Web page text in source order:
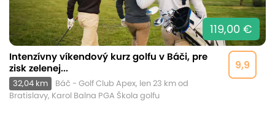
119,00 €
9,9
Intenzívny víkendový kurz golfu v Báči, pre
zisk zelenej...
32,04 km
Báč - Golf Club Apex, len 23 km od
Bratislavy, Karol Balna PGA Škola golfu